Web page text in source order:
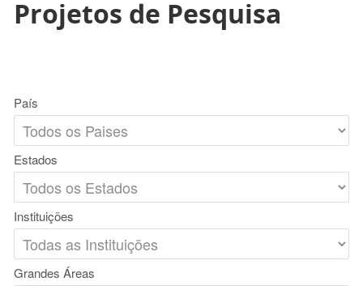
Projetos de Pesquisa
País
Estados
Instituições
Grandes Áreas